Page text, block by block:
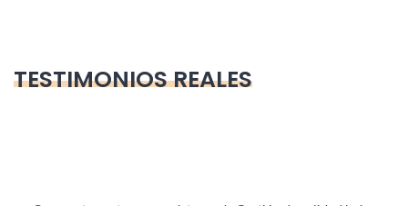
TESTIMONIOS REALES